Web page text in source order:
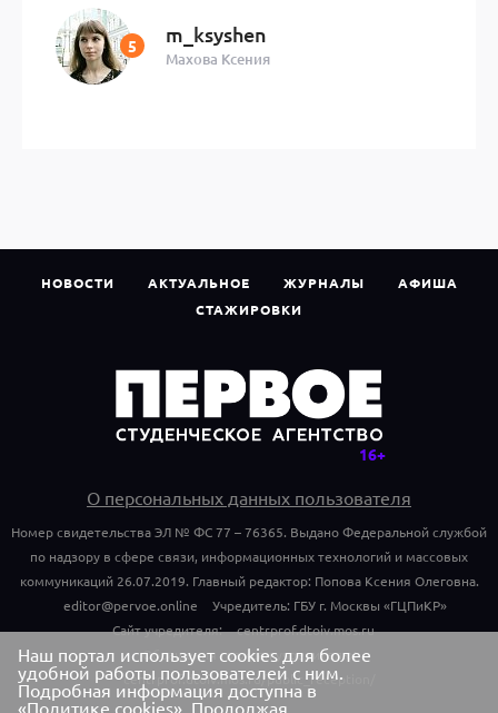
m_ksyshen
Махова Ксения
НОВОСТИ АКТУАЛЬНОЕ ЖУРНАЛЫ
АФИША
СТАЖИРОВКИ
О персональных данных пользователя
Номер свидетельства ЭЛ № ФС 77 – 76365. Выдано Федеральной службой
по надзору в сфере связи, информационных технологий и массовых
коммуникаций 26.07.2019. Главный редактор: Попова Ксения Олеговна.
editor@pervoe.online
Учредитель: ГБУ г. Москвы «ГЦПиКР»
Сайт учредителя:
centrprof.dtoiv.mos.ru
Обращения граждан учредителю:
centrprof.dtoiv.mos.ru/public_reception/
Наш портал использует cookies для более
удобной работы пользователей с ним.
Подробная информация доступна в
«Политике cookies» . Продолжая